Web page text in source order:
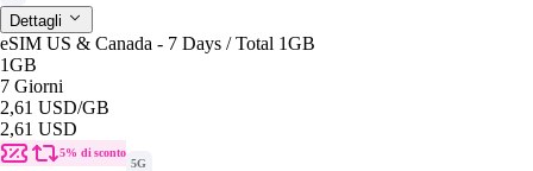
Dettagli
eSIM US & Canada - 7 Days / Total 1GB
1GB
7 Giorni
2,61 USD/GB
2,61 USD
5% di sconto
5G